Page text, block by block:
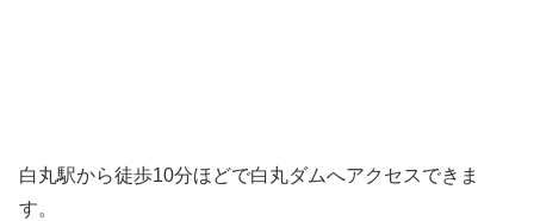
白丸駅から徒歩10分ほどで白丸ダムへアクセスできま
す。